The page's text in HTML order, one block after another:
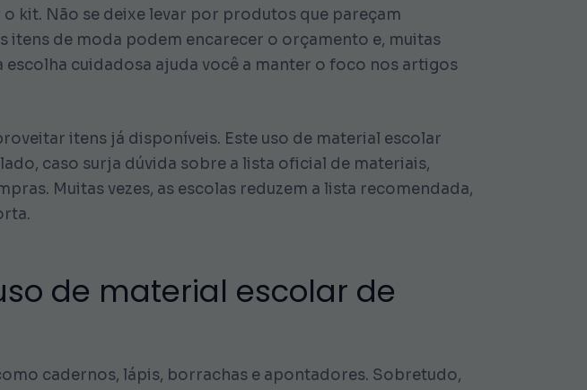
kit. Não se deixe levar por produtos que pareçam
itens de moda podem encarecer o orçamento e, muitas
cuidadosa ajuda você a manter o foco nos artigos
itens já disponíveis. Este uso de material escolar
caso surja dúvida sobre a lista oficial de materiais,
Muitas vezes, as escolas reduzem a lista recomendada,
de material escolar de
cadernos, lápis, borrachas e apontadores. Sobretudo,